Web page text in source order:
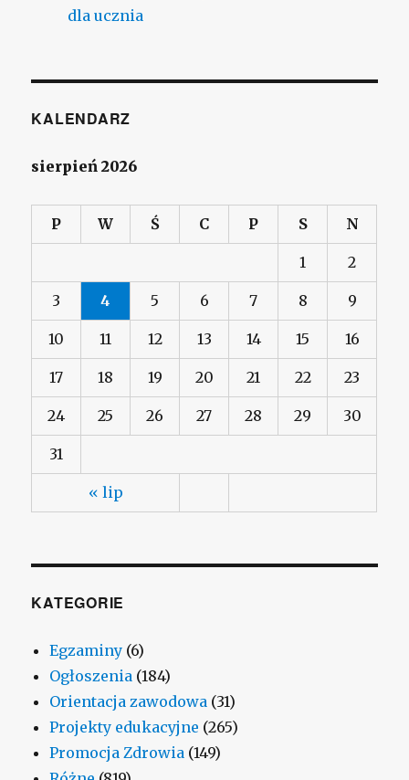
dla ucznia
KALENDARZ
sierpień 2026
P W Ś C P S N
« lip
1 2
3 4 5 6 7 8 9
10 11 12 13 14 15 16
17 18 19 20 21 22 23
24 25 26 27 28 29 30
31
KATEGORIE
Egzaminy (6)
Ogłoszenia (184)
Orientacja zawodowa (31)
Projekty edukacyjne (265)
Promocja Zdrowia (149)